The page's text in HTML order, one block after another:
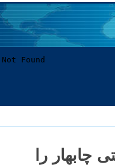
چابهار را